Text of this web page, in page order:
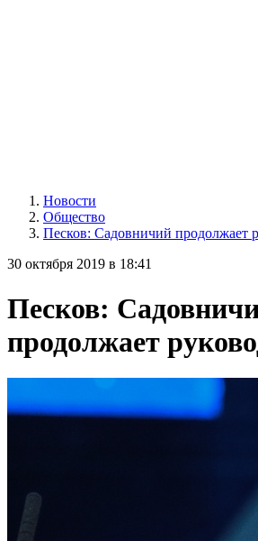
Новости
Общество
Песков: Садовничий продолжает
30 октября 2019 в 18:41
Песков:
продолжает